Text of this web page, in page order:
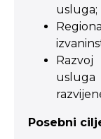
usluga;
Posebni